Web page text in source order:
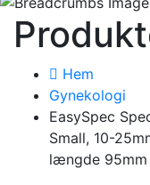
Hem
Gynekologi
EasySpec
Small, 10-
længde 95mm